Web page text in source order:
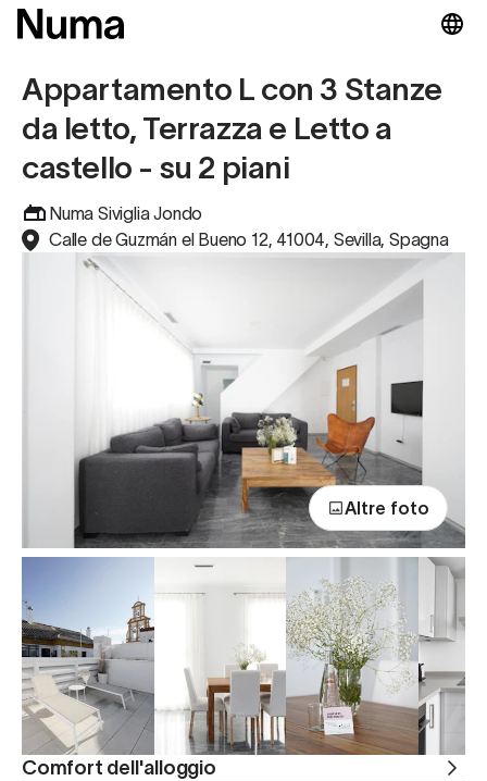
Appartamento L con 3 Stanze
da letto, Terrazza e Letto a
castello - su 2 piani
Numa Siviglia Jondo
Calle de Guzmán el Bueno 12, 41004, Sevilla, Spagna
Altre foto
Comfort dell'alloggio